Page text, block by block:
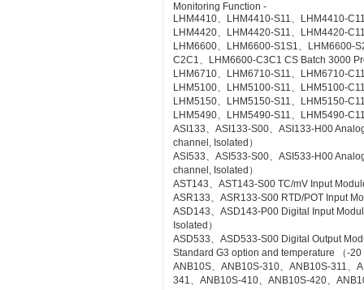
Monitoring Function -
LHM4410、LHM4410-S11、LHM4410-
LHM4420、LHM4420-S11、LHM4420-
LHM6600、LHM6600-S1S1、LHM6600-
C2C1、LHM6600-C3C1 CS Batch 3000
LHM6710、LHM6710-S11、LHM6710-
LHM5100、LHM5100-S11、LHM5100-
LHM5150、LHM5150-S11、LHM5150-
LHM5490、LHM5490-S11、LHM5490-
ASI133、ASI133-S00、ASI133-H00
channel, Isolated）
ASI533、ASI533-S00、ASI533-H00
channel, Isolated）
AST143、AST143-S00 TC/mV Input
ASR133、ASR133-S00 RTD/POT Input
ASD143、ASD143-P00 Digital Input
Isolated）
ASD533、ASD533-S00 Digital Output
Standard G3 option and temperature （-20
ANB10S、ANB10S-310、ANB10S-311、
341、ANB10S-410、ANB10S-420、